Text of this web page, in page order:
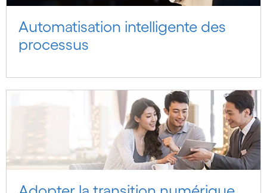
Automatisation intelligente des
processus